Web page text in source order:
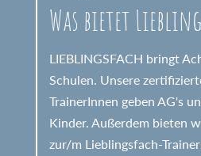
Was bietet
LIEBLINGSFACH bringt
Schulen. Unsere
TrainerInnen geben AG's
Kinder. Außerdem bieten
zur/m Lieblingsfach-